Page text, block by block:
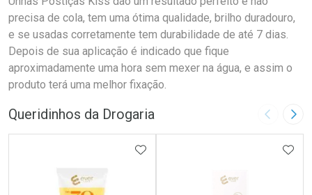
precisa de cola, tem uma ótima qualidade, brilho duradouro,
e se usadas corretamente tem durabilidade de até 7 dias.
Depois de sua aplicação é indicado que fique
aproximadamente uma hora sem mexer na água, e assim o
produto terá uma melhor fixação.
Queridinhos da Drogaria Imagem
ADICIONAR AOS FAVORITOS